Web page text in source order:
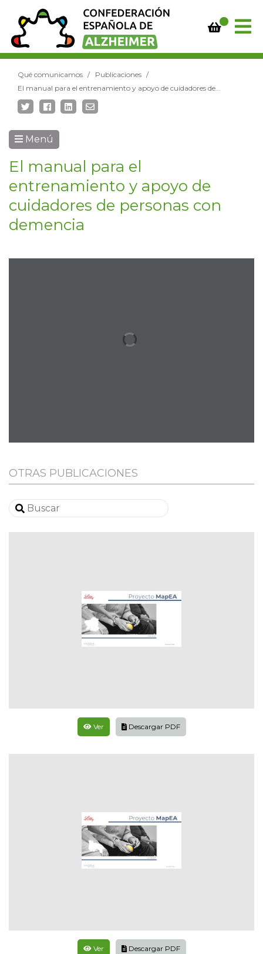
Qué comunicamos
Publicaciones
El manual para el entrenamiento y apoyo de cuidadores de...
Menú
El manual para el
entrenamiento y apoyo de
cuidadores de personas con
demencia
OTRAS PUBLICACIONES
Ver Descargar PDF
Ver Descargar PDF